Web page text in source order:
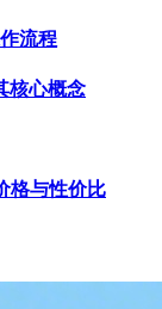
流程
核心概念
格与性价比